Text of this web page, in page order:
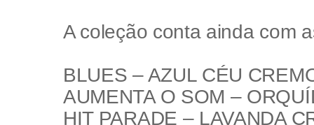
A coleção conta ainda com
BLUES – AZUL CÉU
AUMENTA O SOM –
HIT PARADE – LAVANDA